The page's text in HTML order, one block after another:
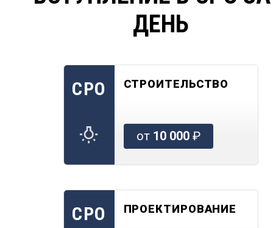
ДЕНЬ
СРО СТРОИТЕЛЬСТВО
от 10 000₽
СРО ПРОЕКТИРОВАНИЕ